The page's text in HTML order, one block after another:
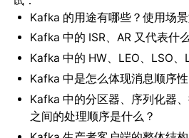
Kafka 的用途有哪些？使用场景
Kafka 中的 ISR、AR 又代表什
Kafka 中的 HW、LEO、LSO、
Kafka 中是怎么体现消息顺序性
Kafka 中的分区器、序列化器
之间的处理顺序是什么？